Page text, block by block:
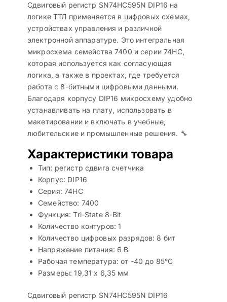
Сдвиговый регистр SN74HC595N DIP16 на
логике ТТЛ применяется в цифровых схемах,
устройствах управления и различной
электронной аппаратуре. Это интегральная
микросхема семейства 7400 и серии 74HC,
которая используется как согласующая
логика, а также в проектах, где требуется
работа с 8-битными цифровыми данными.
Благодаря корпусу DIP16 микросхему удобно
устанавливать на плату, использовать в
макетировании и включать в учебные,
любительские и промышленные решения. 🔧
Характеристики товара
Тип: регистр сдвига счетчика
Корпус: DIP16
Серия: 74HC
Семейство: 7400
Функция: Tri-State 8-Bit
Количество контуров: 1
Количество цифровых разрядов: 8 бит
Напряжение питания: 6 В
Рабочая температура: от -40 до 85°C
Размеры: 19,31 x 6,35 мм
Сдвиговый регистр SN74HC595N DIP16